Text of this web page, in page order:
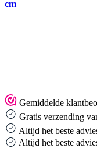
cm
Gemiddelde
Gratis verzending
Altijd het beste
Altijd het beste